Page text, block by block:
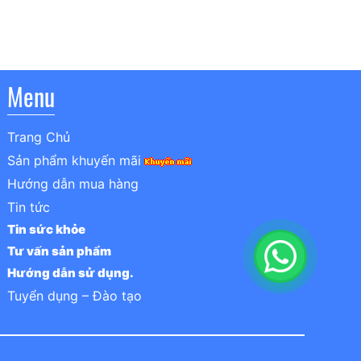
Menu
Trang Chủ
Sản phẩm khuyến mãi
Hướng dẫn mua hàng
Tin tức
Tin sức khỏe
Tư vấn sản phẩm
Hướng dẫn sử dụng.
Tuyển dụng – Đào tạo